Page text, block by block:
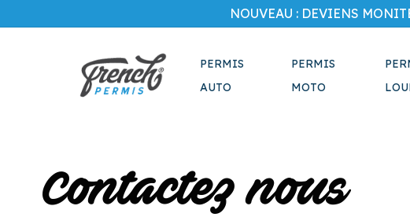
to
NOUVEAU : DEVIENS
PERMIS
AUTO
PERMIS
MOTO
Contactez nous